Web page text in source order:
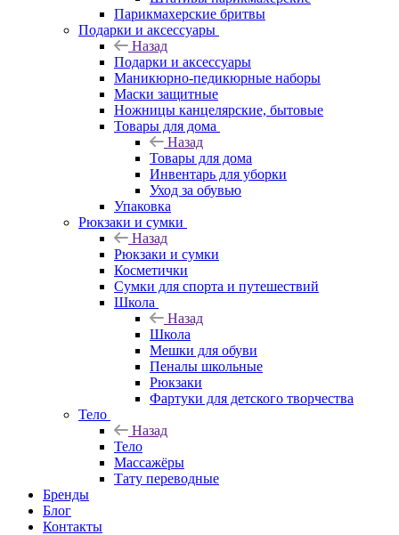
Парикмахерские бритвы
Подарки и аксессуары
Назад
Подарки и аксессуары
Маникюрно-педикюрные наборы
Маски защитные
Ножницы канцелярские, бытовые
Товары для дома
Назад
Товары для дома
Инвентарь для уборки
Уход за обувью
Упаковка
Рюкзаки и сумки
Назад
Рюкзаки и сумки
Косметички
Сумки для спорта и путешествий
Школа
Назад
Школа
Мешки для обуви
Пеналы школьные
Рюкзаки
Фартуки для детского творчества
Тело
Назад
Тело
Массажёры
Тату переводные
Бренды
Блог
Контакты